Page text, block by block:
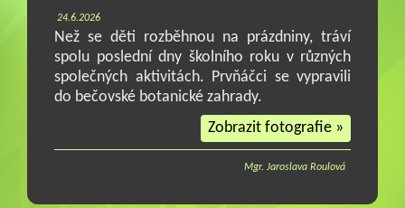
24.6.2026
Než se děti rozběhnou na prázdniny, tráví
spolu poslední dny školního roku v různých
společných aktivitách. Prvňáčci se vypravili
do bečovské botanické zahrady.
Zobrazit fotografie »
Mgr. Jaroslava Roulová